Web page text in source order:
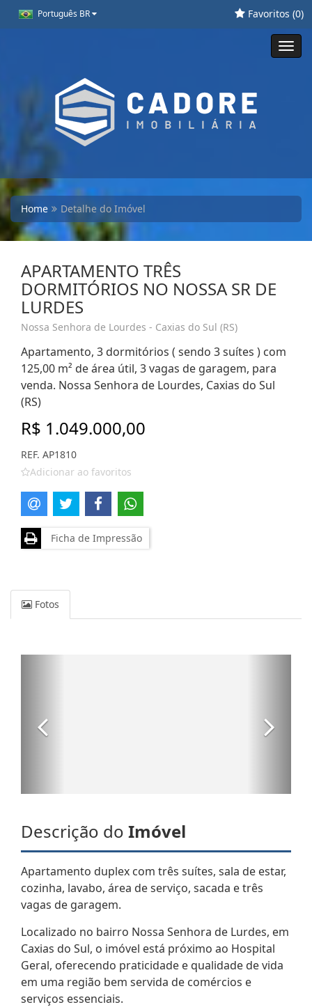
Português BR Favoritos (0)
Home Detalhe do Imóvel
APARTAMENTO TRÊS
DORMITÓRIOS NO NOSSA SR DE
LURDES
Nossa Senhora de Lourdes - Caxias do Sul (RS)
Apartamento, 3 dormitórios ( sendo 3 suítes ) com
125,00 m² de área útil, 3 vagas de garagem, para
venda. Nossa Senhora de Lourdes, Caxias do Sul
(RS)
R$ 1.049.000,00
REF. AP1810
Adicionar ao favoritos
Ficha de Impressão
Fotos
Descrição do Imóvel
Apartamento duplex com três suítes, sala de estar,
cozinha, lavabo, área de serviço, sacada e três
vagas de garagem.
Localizado no bairro Nossa Senhora de Lurdes, em
Caxias do Sul, o imóvel está próximo ao Hospital
Geral, oferecendo praticidade e qualidade de vida
em uma região bem servida de comércios e
serviços essenciais.